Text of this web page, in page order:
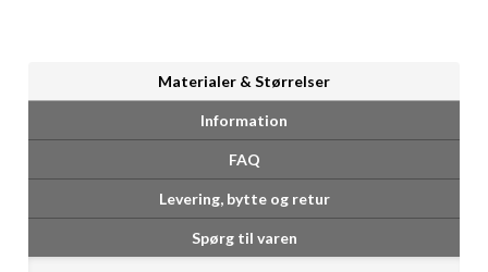
Materialer & Størrelser
Information
FAQ
Levering, bytte og retur
Spørg til varen